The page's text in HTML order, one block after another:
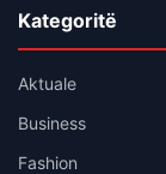
Kategoritë
Aktuale
Business
Fashion